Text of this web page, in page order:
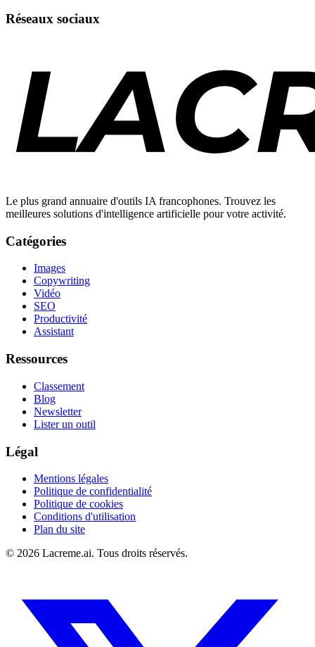
Réseaux sociaux
Le plus grand annuaire d'outils IA francophones. Trouvez les
meilleures solutions d'intelligence artificielle pour votre activité.
Catégories
Images
Copywriting
Vidéo
SEO
Productivité
Assistant
Ressources
Classement
Blog
Newsletter
Lister un outil
Légal
Mentions légales
Politique de confidentialité
Politique de cookies
Conditions d'utilisation
Plan du site
© 2026 Lacreme.ai. Tous droits réservés.